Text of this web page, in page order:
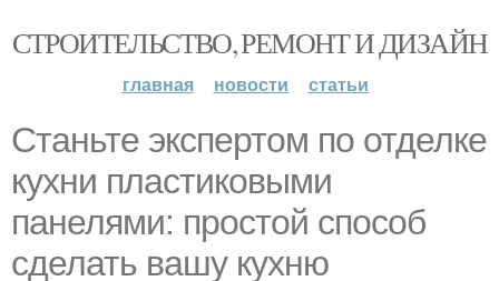
СТРОИТЕЛЬСТВО, РЕМОНТ И ДИЗАЙН
главная новости статьи
Станьте экспертом по отделке
кухни пластиковыми
панелями: простой способ
сделать вашу кухню